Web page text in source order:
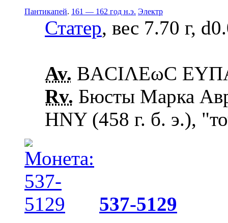
Пантикапей. 161 — 162 год н.э. Электр
Статер, вес 7.70 г,
Av. ΒΑCΙΛΕωC
Rv. Бюсты Марка
ΗΝΥ (458 г. б. э.),
537-5129